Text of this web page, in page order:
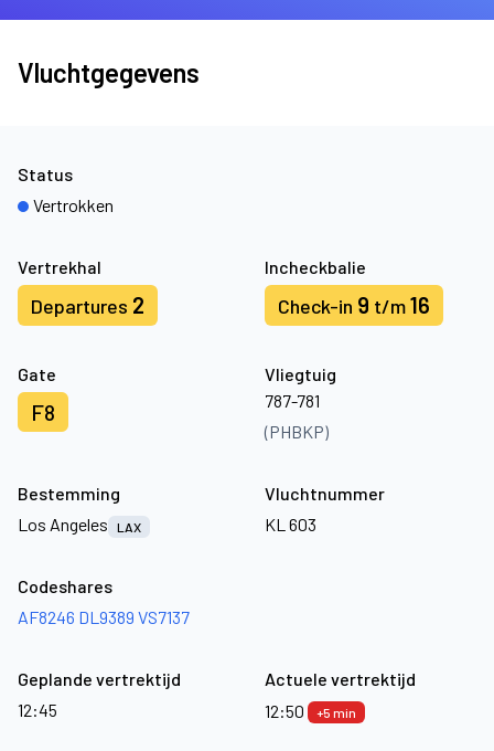
Vluchtgegevens
Vertrekhal
Departures 2
Incheckbalie
Check-in 9 t/m16
Gate
F8
Vliegtuig
787-781
(PHBKP)
Status
Vertrokken
Bestemming
Los Angeles
LAX
Vluchtnummer
KL 603
Codeshares
AF8246 DL9389 VS7137
Geplande vertrektijd
12:45
Actuele vertrektijd
12:50
+5 min